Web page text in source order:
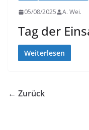
05/08/2025 A. Wei.
Tag der
Weiterlesen
← Zurück